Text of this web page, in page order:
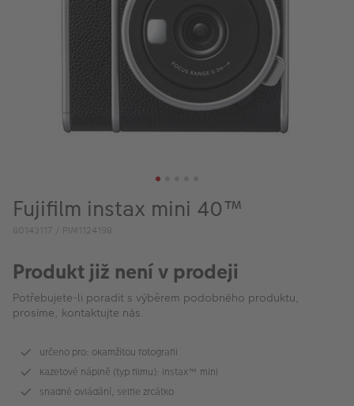
PŘÍSLUŠENSTVÍ
VÝPRODEJ
Fotoprodukty
Fujifilm instax mini 40™
80143117 / PIM1124198
Produkt již není v prodeji
Potřebujete-li poradit s výběrem podobného produktu,
prosíme, kontaktujte nás.
určeno pro: okamžitou fotografii
kazetové náplně (typ filmu): instax™ mini
snadné ovládání, selfie zrcátko